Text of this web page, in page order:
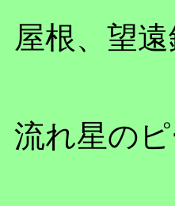
屋根、望
流れ星の